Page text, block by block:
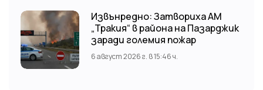
Извънредно: Затвориха АМ
„Тракия“ в района на Пазарджик
заради големия пожар
6 август 2026 г. в 15:46 ч.